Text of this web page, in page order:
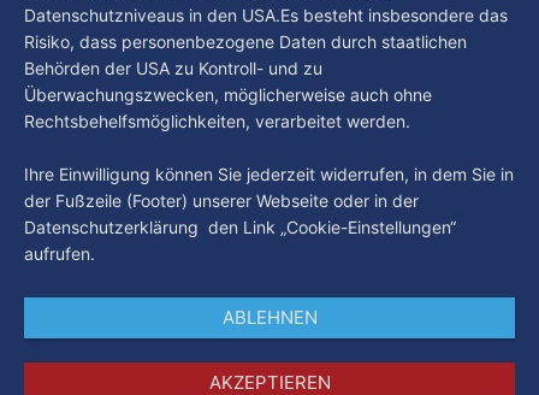
Datenschutzniveaus in den USA.Es besteht insbesondere das
Risiko, dass personenbezogene Daten durch staatlichen
Behörden der USA zu Kontroll- und zu
Überwachungszwecken, möglicherweise auch ohne
Rechtsbehelfsmöglichkeiten, verarbeitet werden.
Ihre Einwilligung können Sie jederzeit widerrufen, in dem Sie in
der Fußzeile (Footer) unserer Webseite oder in der
Datenschutzerklärung den Link „Cookie-Einstellungen“
aufrufen.
ABLEHNEN
AKZEPTIEREN